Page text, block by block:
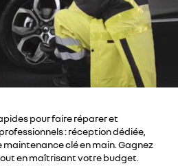
pour faire réparer et
: réception dédiée,
clé en main. Gagnez
en maîtrisant votre budget.